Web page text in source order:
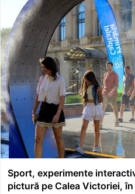
Sport, experimente
pictură pe Calea Victoriei,